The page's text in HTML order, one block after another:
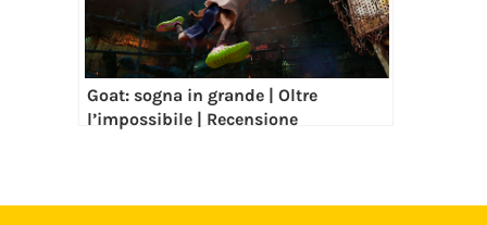
Goat: sogna in grande | Oltre
l’impossibile | Recensione